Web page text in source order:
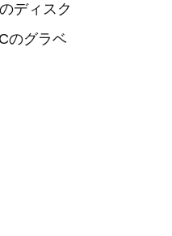
ディスク
のグラベ